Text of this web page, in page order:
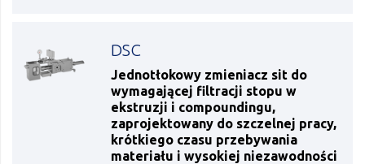
DSC
Jednotłokowy zmieniacz sit do
wymagającej filtracji stopu w
ekstruzji i compoundingu,
zaprojektowany do szczelnej pracy,
krótkiego czasu przebywania
materiału i wysokiej niezawodności